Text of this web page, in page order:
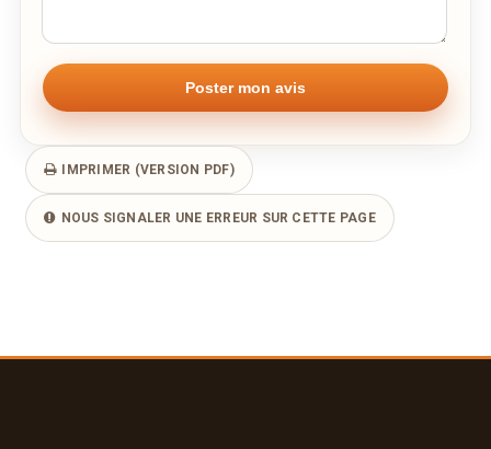
IMPRIMER (VERSION PDF)
NOUS SIGNALER UNE ERREUR SUR CETTE PAGE